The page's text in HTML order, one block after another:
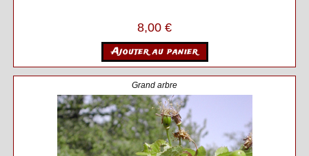
8,00 €
Ajouter au panier
Grand arbre